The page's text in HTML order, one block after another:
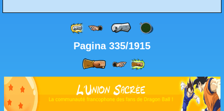
Pagina 335/1915